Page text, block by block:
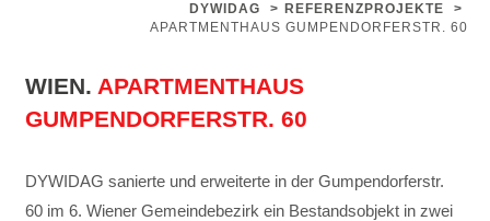
DYWIDAG > REFERENZPROJEKTE
>
APARTMENTHAUS GUMPENDORFERSTR. 60
WIEN. APARTMENTHAUS
GUMPENDORFERSTR. 60
DYWIDAG sanierte und erweiterte in der Gumpendorferstr.
60 im 6. Wiener Gemeindebezirk ein Bestandsobjekt in zwei